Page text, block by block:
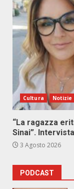
Cultura Notizie
“La ragazza
Sinai”.
3 Agosto 2026
PODCAST